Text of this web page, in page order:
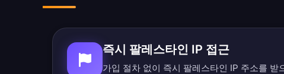
즉시 팔레스타인 IP 접근
가입 절차 없이 즉시 팔레스타인 IP 주소를 받